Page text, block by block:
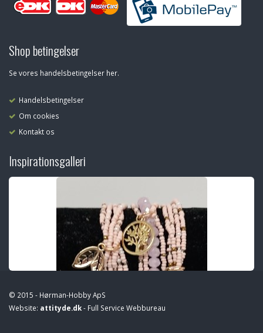
Shop betingelser
Se vores handelsbetingelser her.
Handelsbetingelser
Om cookies
Kontakt os
Inspirationsgalleri
© 2015 - Hørman-Hobby ApS
Website: attityde.dk- Full Service Webbureau